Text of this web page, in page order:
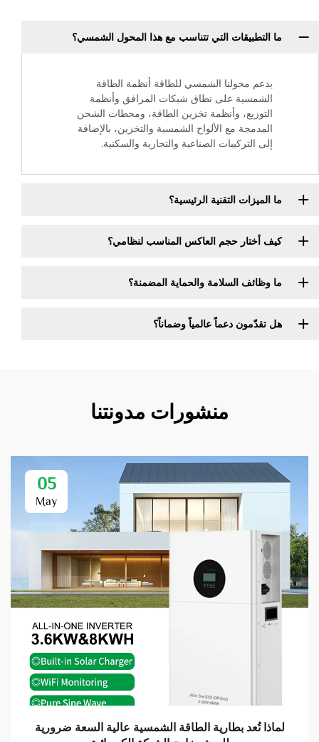
ما التطبيقات التي تتناسب مع هذا المحول الشمسي؟
يدعم محولنا الشمسي للطاقة أنظمة الطاقة
الشمسية على نطاق شبكات المرافق وأنظمة
التوزيع، وأنظمة تخزين الطاقة، ومحطات الشحن
المدمجة مع الألواح الشمسية والتخزين، بالإضافة
إلى التركيبات الصناعية والتجارية والسكنية.
ما الميزات التقنية الرئيسية؟
كيف أختار حجم العاكس المناسب لنظامي؟
ما وظائف السلامة والحماية المضمنة؟
هل تقدّمون دعماً عالمياً وضماناً؟
منشورات مدونتنا
05
May
لماذا تُعد بطارية الطاقة الشمسية عالية السعة ضرورية